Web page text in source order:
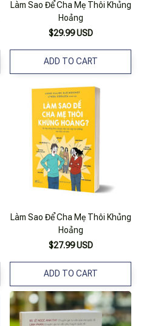
Làm Sao Để Cha Mẹ Thôi Khủng
Hoảng
$29.99 USD
ADD TO CART
Làm Sao Để Cha Mẹ Thôi Khủng
Hoảng
$27.99 USD
ADD TO CART